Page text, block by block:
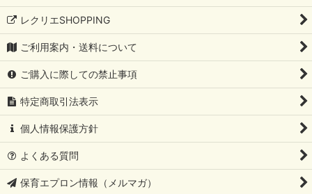
レクリエSHOPPING
ご利用案内・送料について
ご購入に際しての禁止事項
特定商取引法表示
個人情報保護方針
よくある質問
保育エプロン情報（メルマガ）